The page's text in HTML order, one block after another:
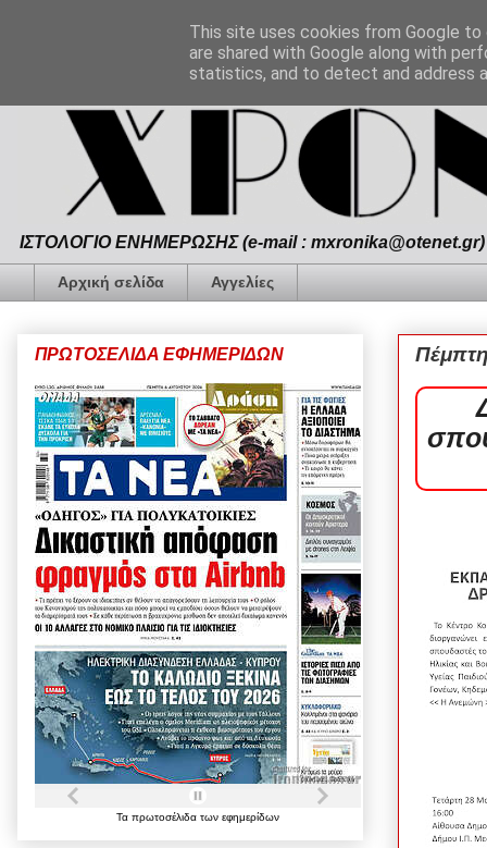
ΙΣΤΟΛΟΓΙΟ ΕΝΗΜΕΡΩΣΗΣ (e-mail :
Αρχική σελίδα Αγγελίες
ΠΡΩΤΟΣΕΛΙΔΑ ΕΦΗΜΕΡΙΔΩΝ
Τα πρωτοσέλιδα των εφημερίδων
This site uses cookies from Google
are shared with Google along with
statistics, and to detect and address